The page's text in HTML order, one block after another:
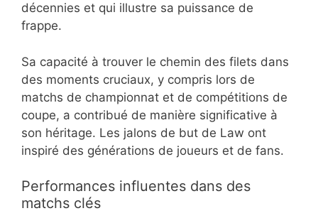
décennies et qui illustre sa puissance de
frappe.
Sa capacité à trouver le chemin des filets dans
des moments cruciaux, y compris lors de
matchs de championnat et de compétitions de
coupe, a contribué de manière significative à
son héritage. Les jalons de but de Law ont
inspiré des générations de joueurs et de fans.
Performances influentes dans des
matchs clés